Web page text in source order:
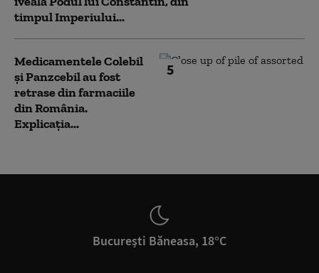
timpul Imperiului...
5
Medicamentele Colebil
și Panzcebil au fost
retrase din farmaciile
din România.
Explicația...
București Băneasa, 18°C